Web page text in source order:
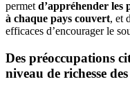
permet d’appréhender les
à chaque pays couvert, et
efficaces d’encourager le
Des préoccupations
niveau de richesse